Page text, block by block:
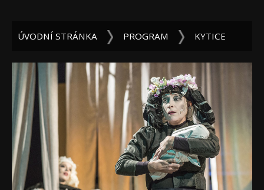
ÚVODNÍ STRÁNKA PROGRAM KYTICE